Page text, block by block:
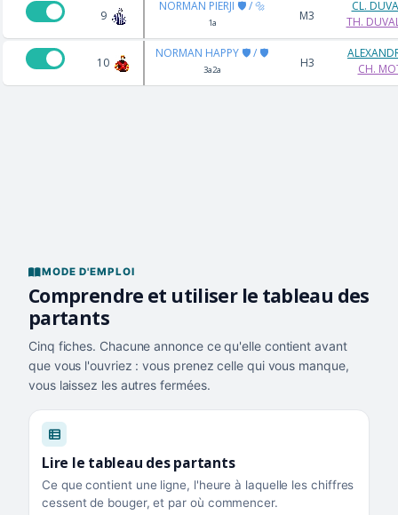
9
NORMAN PIERJI 🛡️ / 🔩
1a M3
CL.
TH.
10
NORMAN HAPPY 🛡️ / 🛡️
3a2a H3
CH.
MODE D'EMPLOI
Comprendre et utiliser le tableau des
partants
Cinq fiches. Chacune annonce ce qu'elle contient avant
que vous l'ouvriez : vous prenez celle qui vous manque,
vous laissez les autres fermées.
Lire le tableau des partants
Ce que contient une ligne, l'heure à laquelle les chiffres
cessent de bouger, et par où commencer.